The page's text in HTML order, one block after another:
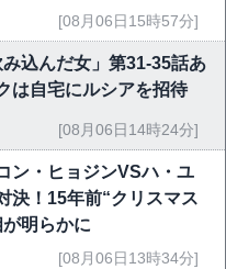
[08月06日15時57分]
込んだ女」第31-35話あ
は自宅にルシアを招待
[08月06日14時24分]
ン・ヒョジンVSハ・ユ
決！15年前“クリスマス
明らかに
[08月06日13時34分]